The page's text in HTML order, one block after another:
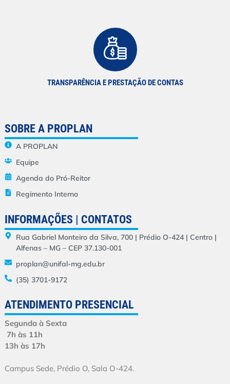
TRANSPARÊNCIA E PRESTAÇÃO DE CONTAS
SOBRE A PROPLAN
A PROPLAN
Equipe
Agenda do Pró-Reitor
Regimento Interno
INFORMAÇÕES | CONTATOS
Rua Gabriel Monteiro da Silva, 700 | Prédio O-424 | Centro |
Alfenas – MG – CEP 37.130-001
proplan@unifal-mg.edu.br
(35) 3701-9172
ATENDIMENTO PRESENCIAL
Segunda à Sexta
7h às 11h
13h às 17h
Campus Sede, Prédio O, Sala O-424.